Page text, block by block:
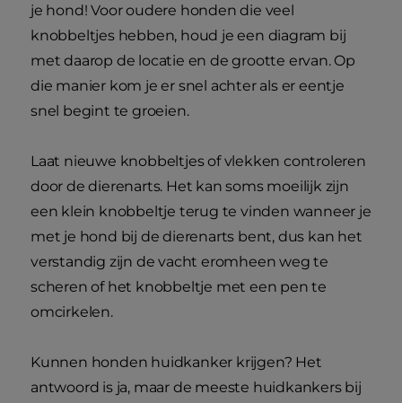
je hond! Voor oudere honden die veel
knobbeltjes hebben, houd je een diagram bij
met daarop de locatie en de grootte ervan. Op
die manier kom je er snel achter als er eentje
snel begint te groeien.
Laat nieuwe knobbeltjes of vlekken controleren
door de dierenarts. Het kan soms moeilijk zijn
een klein knobbeltje terug te vinden wanneer je
met je hond bij de dierenarts bent, dus kan het
verstandig zijn de vacht eromheen weg te
scheren of het knobbeltje met een pen te
omcirkelen.
Kunnen honden huidkanker krijgen? Het
antwoord is ja, maar de meeste huidkankers bij